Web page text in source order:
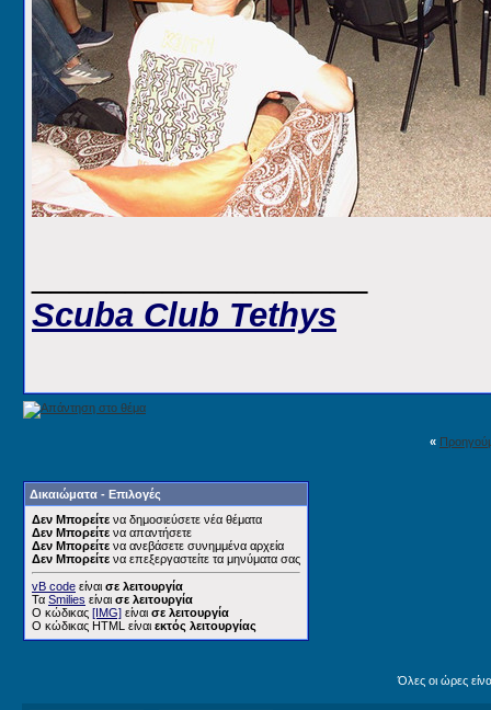
Scuba Club Tethys
«
Δικαιώματα - Επιλογές
Δεν Μπορείτε να δημοσιεύσετε νέα θέματα
Δεν Μπορείτε να απαντήσετε
Δεν Μπορείτε να ανεβάσετε συνημμένα αρχεία
Δεν Μπορείτε να επεξεργαστείτε τα μηνύματα σας
vB code είναι σε λειτουργία
Τα Smilies είναι σε λειτουργία
Ο κώδικας [IMG] είναι σε λειτουργία
Ο κώδικας HTML είναι εκτός λειτουργίας
Όλες οι ώρες